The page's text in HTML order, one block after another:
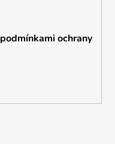
podmínkami ochrany